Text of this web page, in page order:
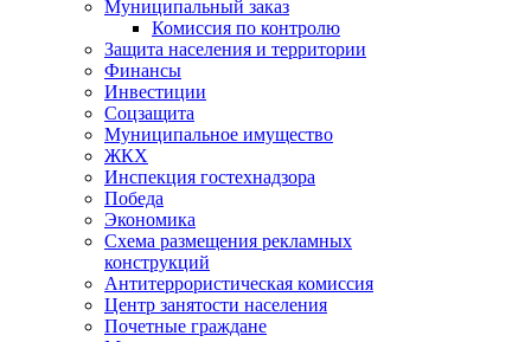
Муниципальный заказ
Комиссия по контролю
Защита населения и территории
Финансы
Инвестиции
Соцзащита
Муниципальное имущество
ЖКХ
Инспекция гостехнадзора
Победа
Экономика
Схема размещения рекламных
конструкций
Антитеррористическая комиссия
Центр занятости населения
Почетные граждане